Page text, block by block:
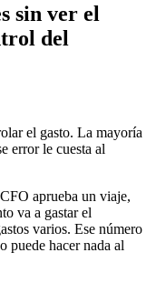
sin ver el
del
el gasto. La mayoría
error le cuesta al
aprueba un viaje,
va a gastar el
varios. Ese número
puede hacer nada al